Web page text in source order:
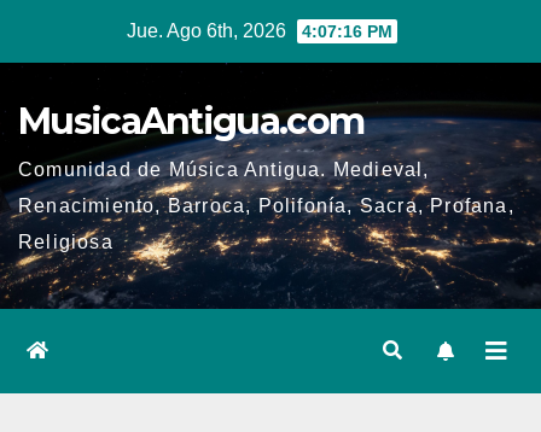
Jue. Ago 6th, 2026 4:07:17 PM
MusicaAntigua.com
Comunidad de Música Antigua. Medieval,
Renacimiento, Barroca, Polifonía, Sacra, Profana,
Religiosa